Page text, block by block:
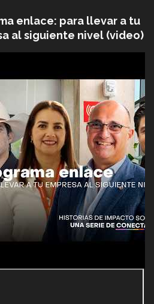
enlace: para llevar a tu
al siguiente nivel (video)